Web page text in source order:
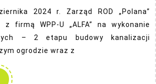
inwestycję
–
umowa
podpisana
2024 r. Zarząd ROD „Polana”
z firmą WPP-U „ALFA” na wykonanie
– 2 etapu budowy kanalizacji
ogrodzie wraz z